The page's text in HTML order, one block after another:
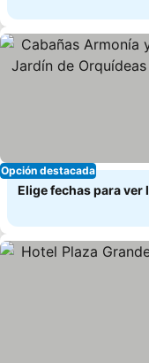
Opción destacada
Elige fechas para